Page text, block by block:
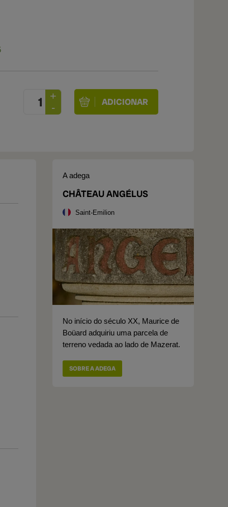
A adega
CHÂTEAU ANGÉLUS
Saint-Emilion
No início do século XX, Maurice de
Boüard adquiriu uma parcela de
terreno vedada ao lado de Mazerat.
SOBRE A ADEGA